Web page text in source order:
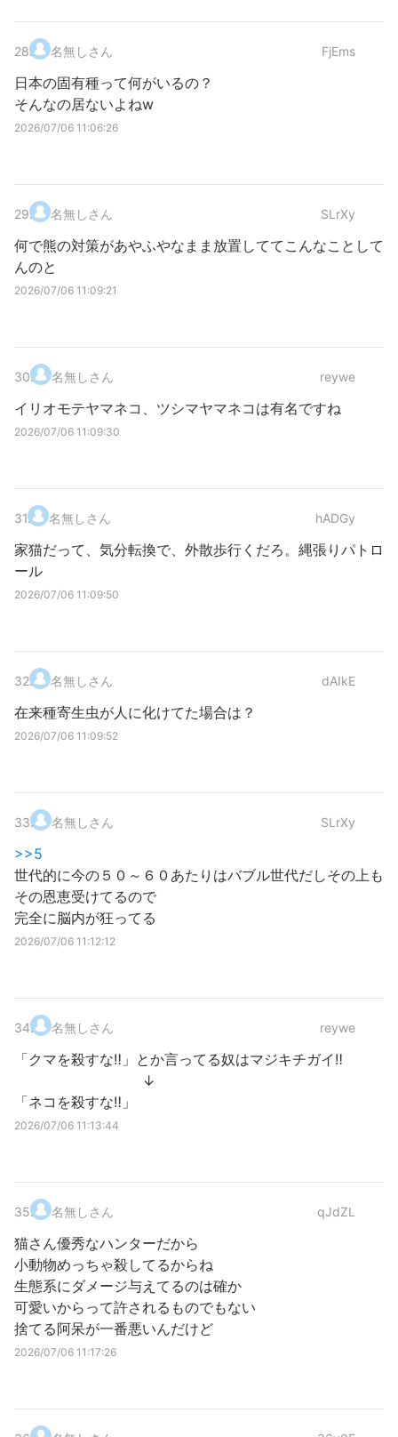
28. 名無しさん FjEms
日本の固有種って何がいるの？
そんなの居ないよねw
2026/07/06 11:06:26
29. 名無しさん SLrXy
何で熊の対策があやふやなまま放置しててこんなことして
んのと
2026/07/06 11:09:21
30. 名無しさん reywe
イリオモテヤマネコ、ツシマヤマネコは有名ですね
2026/07/06 11:09:30
31. 名無しさん hADGy
家猫だって、気分転換で、外散歩行くだろ。縄張りパトロ
ール
2026/07/06 11:09:50
32. 名無しさん dAIkE
在来種寄生虫が人に化けてた場合は？
2026/07/06 11:09:52
33. 名無しさん SLrXy
>>5
世代的に今の５０～６０あたりはバブル世代だしその上も
その恩恵受けてるので
完全に脳内が狂ってる
2026/07/06 11:12:12
34. 名無しさん reywe
「クマを殺すな‼」とか言ってる奴はマジキチガイ‼
↓
「ネコを殺すな‼」
2026/07/06 11:13:44
35. 名無しさん qJdZL
猫さん優秀なハンターだから
小動物めっちゃ殺してるからね
生態系にダメージ与えてるのは確か
可愛いからって許されるものでもない
捨てる阿呆が一番悪いんだけど
2026/07/06 11:17:26